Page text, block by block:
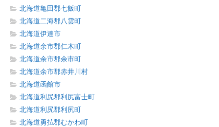
北海道亀田郡七飯町
北海道二海郡八雲町
北海道伊達市
北海道余市郡仁木町
北海道余市郡余市町
北海道余市郡赤井川村
北海道函館市
北海道利尻郡利尻富士町
北海道利尻郡利尻町
北海道勇払郡むかわ町